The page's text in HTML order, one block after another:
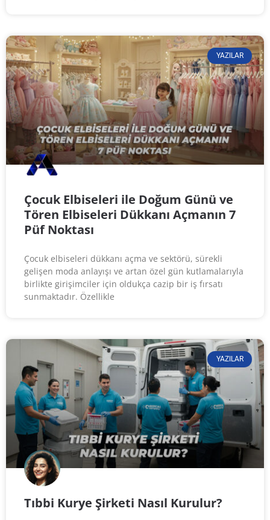
YAZILAR
Çocuk Elbiseleri ile Doğum Günü ve
Tören Elbiseleri Dükkanı Açmanın 7
Püf Noktası
Çocuk elbiseleri dükkanı açma ve sektörü, sürekli
gelişen moda anlayışı ve artan özel gün kutlamalarıyla
birlikte girişimciler için oldukça cazip bir iş fırsatı
sunmaktadır. Özellikle
YAZILAR
Tıbbi Kurye Şirketi Nasıl Kurulur?